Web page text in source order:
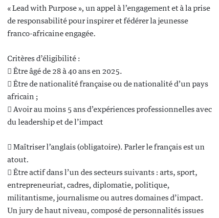
« Lead with Purpose », un appel à l’engagement et à la prise
de responsabilité pour inspirer et fédérer la jeunesse
franco-africaine engagée.
Critères d’éligibilité :
 Être âgé de 28 à 40 ans en 2025.
 Être de nationalité française ou de nationalité d’un pays
africain ;
 Avoir au moins 5 ans d’expériences professionnelles avec
du leadership et de l’impact
 Maîtriser l’anglais (obligatoire). Parler le français est un
atout.
 Être actif dans l’un des secteurs suivants : arts, sport,
entrepreneuriat, cadres, diplomatie, politique,
militantisme, journalisme ou autres domaines d’impact.
Un jury de haut niveau, composé de personnalités issues